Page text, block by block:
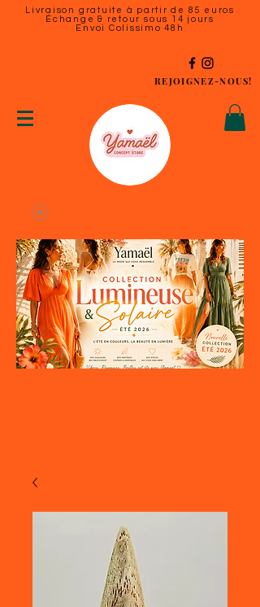
Livraison gratuite à partir de 85 euros
Échange & retour sous 14 jours
Envoi Colissimo 48h
REJOIGNEZ-NOUS!